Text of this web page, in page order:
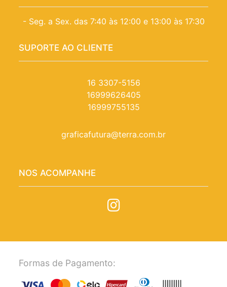
- Seg. a Sex. das 7:40 às 12:00 e 13:00 às 17:30
SUPORTE AO CLIENTE
16 3307-5156
16999626405
16999755135
graficafutura@terra.com.br
NOS ACOMPANHE
Formas de Pagamento: